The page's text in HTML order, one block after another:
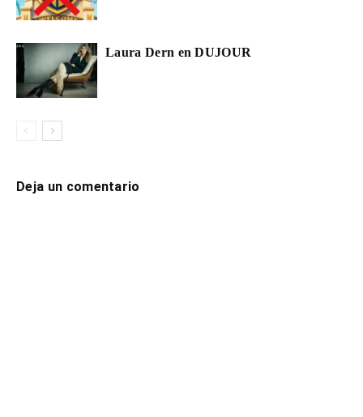
Laura Dern en DUJOUR
Deja un comentario